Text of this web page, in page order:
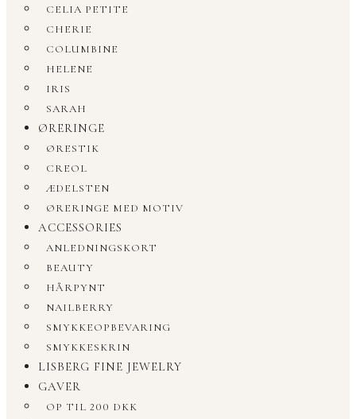
CELIA PETITE
CHERIE
COLUMBINE
HELENE
IRIS
SARAH
ØRERINGE
ØRESTIK
CREOL
ÆDELSTEN
ØRERINGE MED MOTIV
ACCESSORIES
ANLEDNINGSKORT
BEAUTY
HÅRPYNT
NAILBERRY
SMYKKEOPBEVARING
SMYKKESKRIN
LISBERG FINE JEWELRY
GAVER
OP TIL 200 DKK